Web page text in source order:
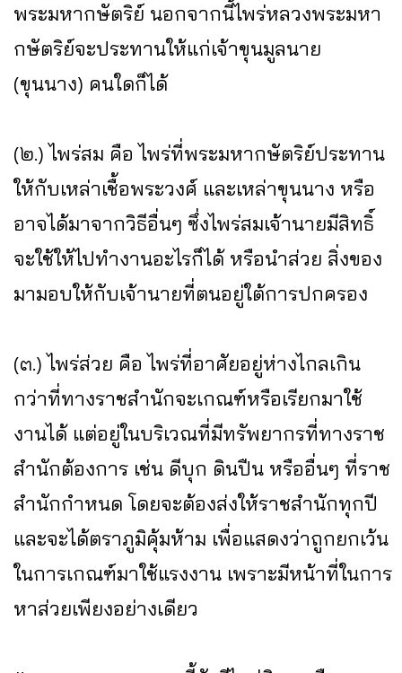
พระมหากษัตริย์ นอกจากนี้ไพร่หลวงพระมหา
กษัตริย์จะประทานให้แก่เจ้าขุนมูลนาย
(ขุนนาง) คนใดก็ได้
(๒.) ไพร่สม คือ ไพร่ที่พระมหากษัตริย์ประทาน
ให้กับเหล่าเชื้อพระวงศ์ และเหล่าขุนนาง หรือ
อาจได้มาจากวิธีอื่นๆ ซึ่งไพร่สมเจ้านายมีสิทธิ์
จะใช้ให้ไปทำงานอะไรก็ได้ หรือนำส่วย สิ่งของ
มามอบให้กับเจ้านายที่ตนอยู่ใต้การปกครอง
(๓.) ไพร่ส่วย คือ ไพร่ที่อาศัยอยู่ห่างไกลเกิน
กว่าที่ทางราชสำนักจะเกณฑ์หรือเรียกมาใช้
งานได้ แต่อยู่ในบริเวณที่มีทรัพยากรที่ทางราช
สำนักต้องการ เช่น ดีบุก ดินปืน หรืออื่นๆ ที่ราช
สำนักกำหนด โดยจะต้องส่งให้ราชสำนักทุกปี
และจะได้ตราภูมิคุ้มห้าม เพื่อแสดงว่าถูกยกเว้น
ในการเกณฑ์มาใช้แรงงาน เพราะมีหน้าที่ในการ
หาส่วยเพียงอย่างเดียว